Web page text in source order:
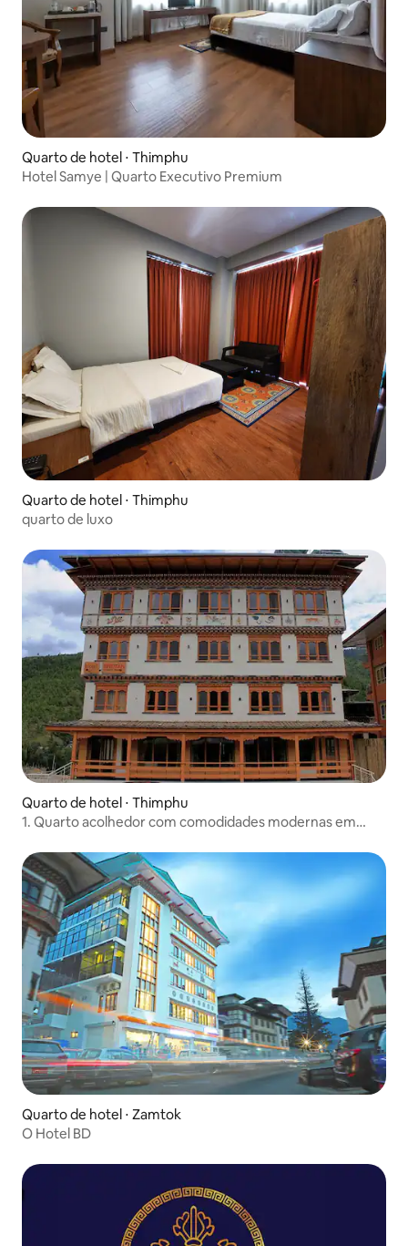
Quarto de hotel ⋅ Thimphu
Hotel Samye | Quarto Executivo Premium
Quarto de hotel ⋅ Thimphu
quarto de luxo
Quarto de hotel ⋅ Thimphu
1. Quarto acolhedor com comodidades modernas em
Quarto de hotel ⋅ Zamtok
O Hotel BD